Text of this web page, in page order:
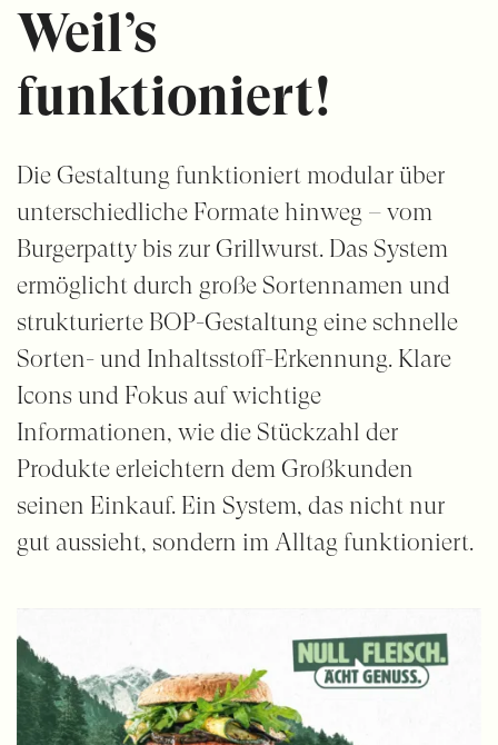
Weil’s
funktioniert!
Die Gestaltung funktioniert modular über
unterschiedliche Formate hinweg – vom
Burgerpatty bis zur Grillwurst. Das System
ermöglicht durch große Sortennamen und
strukturierte BOP-Gestaltung eine schnelle
Sorten- und Inhaltsstoff-Erkennung. Klare
Icons und Fokus auf wichtige
Informationen, wie die Stückzahl der
Produkte erleichtern dem Großkunden
seinen Einkauf. Ein System, das nicht nur
gut aussieht, sondern im Alltag funktioniert.